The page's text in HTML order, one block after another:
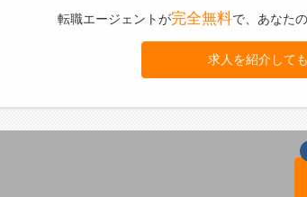
用いただけるよう
【先輩社員の声】
■テクニカルスタッ
社員を大切にしてい
『メンター（助言者
気軽に話せることも
弟のような関係で頼
転職エージェントが完全無料で、 あなた
求人を紹介して